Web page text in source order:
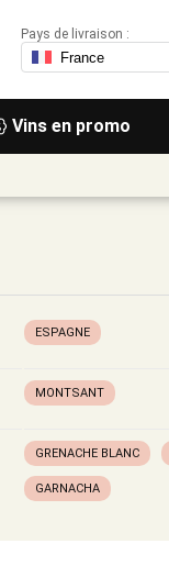
Vins en promo
Pays de livraison :
ESPAGNE
MONTSANT
GRENACHE BLANC
GARNACHA